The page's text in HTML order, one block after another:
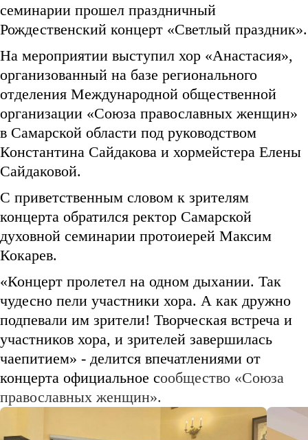
семинарии прошел праздничный
Рождественский концерт «Светлый праздник».
На мероприятии выступил хор «Анастасия»,
организованный на базе регионального
отделения Международной общественной
организации «Союза православных женщин»
в Самарской области под руководством
Константина Сайдакова и хормейстера Елены
Сайдаковой.
С приветственным словом к зрителям
концерта обратился ректор Самарской
духовной семинарии протоиерей Максим
Кокарев.
«Концерт пролетел на одном дыхании. Так
чудесно пели участники хора. А как дружно
подпевали им зрители! Творческая встреча и
участников хора, и зрителей завершилась
чаепитием» - делится впечатлениями от
концерта официальное сообщество «Союза
православных женщин».